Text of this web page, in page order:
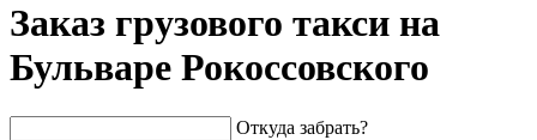
Заказ грузового такси на
Бульваре Рокоссовского
Откуда забрать?